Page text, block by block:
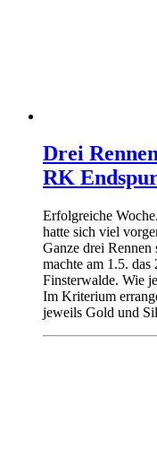
Drei
RK
Erfolgreiche
hatte sich viel
Ganze drei
machte am 1.5.
Finsterwalde. Wie
Im Kriterium
jeweils Gold und